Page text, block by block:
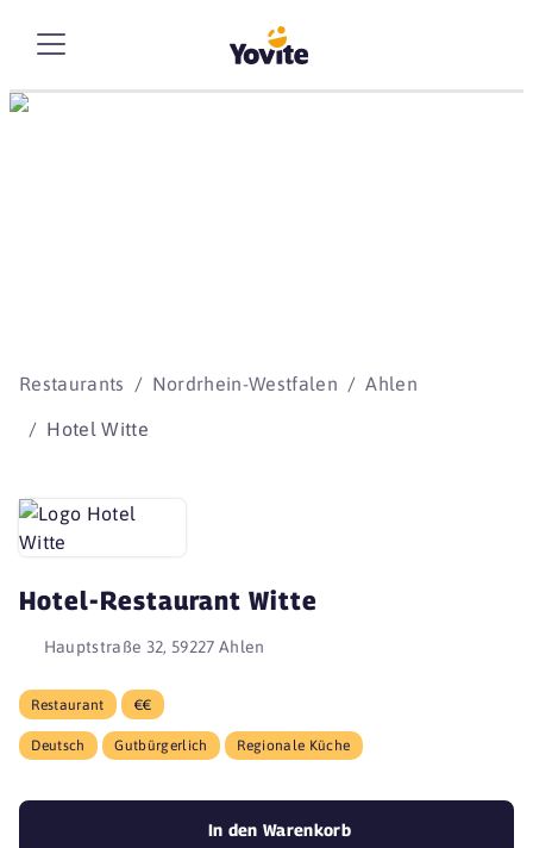
Restaurants Nordrhein-Westfalen Ahlen
Hotel Witte
Hotel-Restaurant Witte
Hauptstraße 32, 59227 Ahlen
Restaurant €€
Deutsch Gutbürgerlich Regionale Küche
In den Warenkorb